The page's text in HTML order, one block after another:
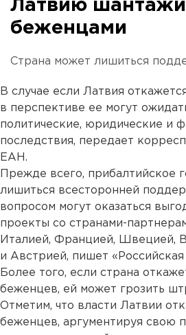
Латвию
беженцами
Страна может лишиться
В случае если Латвия
в перспективе ее могут
политические, юридические и
последствия, передает
ЕАН.
Прежде всего, прибалтийское
лишиться всесторонней
вопросом могут оказаться
проекты со странами-
Италией, Францией, Швецией,
и Австрией, пишет «Российская
Более того, если страна
беженцев, ей может грозить
Отметим, что власти Латвии
беженцев, аргументируя свою